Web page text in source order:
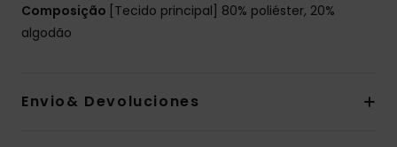
Composição [Tecido principal] 80% poliéster, 20%
algodão
Envio& Devoluciones